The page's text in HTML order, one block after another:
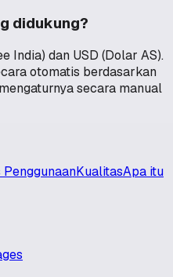
didukung?
India) dan USD (Dolar AS).
otomatis berdasarkan
secara manual
PenggunaanKualitasApa itu